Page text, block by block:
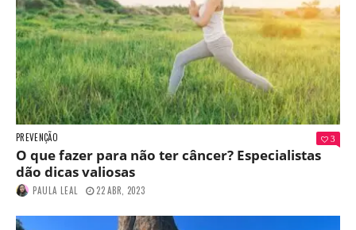
PREVENÇÃO 3
O que fazer para não ter câncer? Especialistas
dão dicas valiosas
PAULA LEAL 22 ABR, 2023